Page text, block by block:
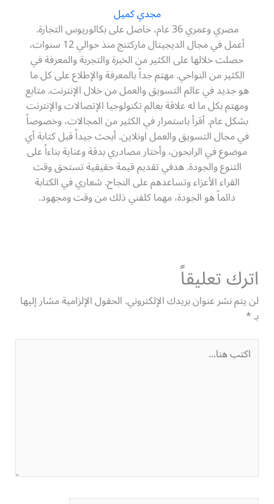
مجدي كميل
مصري وعمري 36 عام، حاصل على بكالوريوس التجارة.
أعمل في مجال الديجيتال ماركتنج منذ حوالي 12 سنوات،
حصلت خلالها على الكثير من الخبرة والتجربة والمعرفة في
الكثير من النواحي. مهتم جداً بالمعرفة والإطلاع على كل ما
هو جديد في عالم التسويق والعمل من خلال الإنترنت. متابع
ومهتم بكل ما له علاقة بعالم تكنولوجيا الإتصالات والإنترنت
بشكل عام. أقرأ باستمرار في الكثير من المجالات، وخصوصاً
في مجال التسويق والعمل اونلاين. أبحث جيداً قبل كتابة أي
موضوع في الرابحون، وأختار مصادري بدقة وعناية بناءاً على
التنوع والجودة. هدفي تقديم قيمة حقيقية تستحق وقت
القراء الأعزاء وتساعدهم على النجاح. شعاري في الكتابة
دائماً هو الجودة، مهما كلفني ذلك من وقت ومجهود.
اترك تعليقاً
لن يتم نشر عنوان بريدك الإلكتروني.الحقول الإلزامية مشار إليها
بـ*
اكتب
هنا...